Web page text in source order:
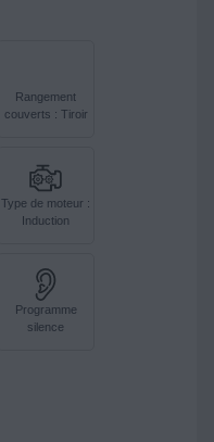
Rangement
couverts : Tiroir
Type de moteur :
Induction
Programme
silence